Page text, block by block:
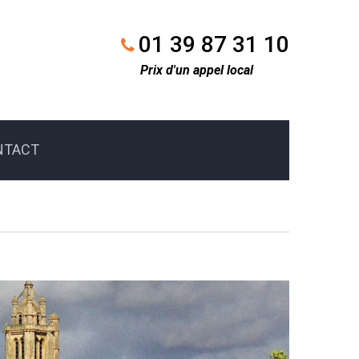
01 39 87 31 10
Prix d'un appel local